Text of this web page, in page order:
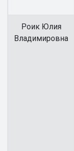
Роик Юлия
Владимировна